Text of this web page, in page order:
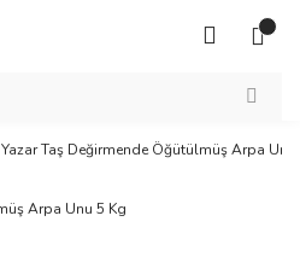
Yazar Taş Değirmende Öğütülmüş Arpa Unu